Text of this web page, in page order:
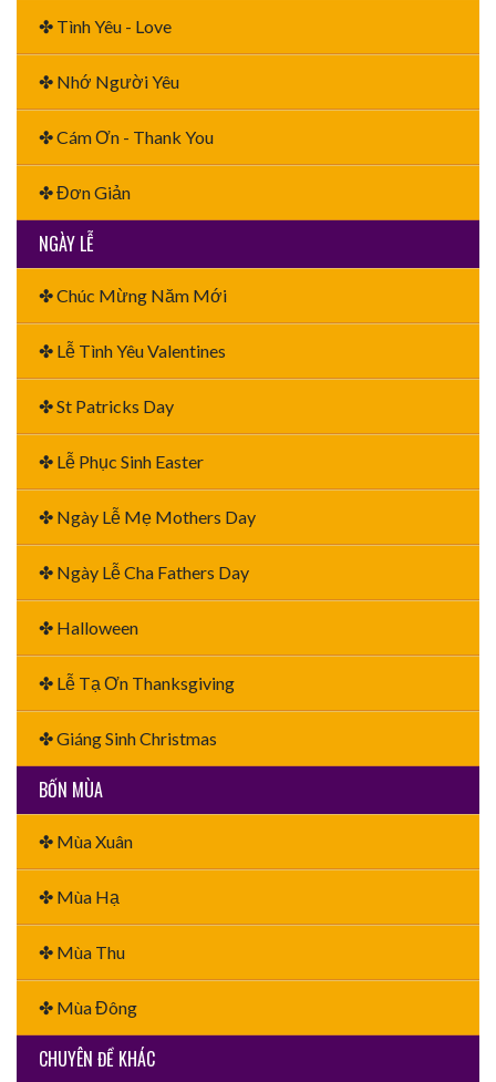
✤ Tình Yêu - Love
✤ Nhớ Người Yêu
✤ Cám Ơn - Thank You
✤ Đơn Giản
NGÀY LỄ
✤ Chúc Mừng Năm Mới
✤ Lễ Tình Yêu Valentines
✤ St Patricks Day
✤ Lễ Phục Sinh Easter
✤ Ngày Lễ Mẹ Mothers Day
✤ Ngày Lễ Cha Fathers Day
✤ Halloween
✤ Lễ Tạ Ơn Thanksgiving
✤ Giáng Sinh Christmas
BỐN MÙA
✤ Mùa Xuân
✤ Mùa Hạ
✤ Mùa Thu
✤ Mùa Đông
CHUYÊN ĐỀ KHÁC